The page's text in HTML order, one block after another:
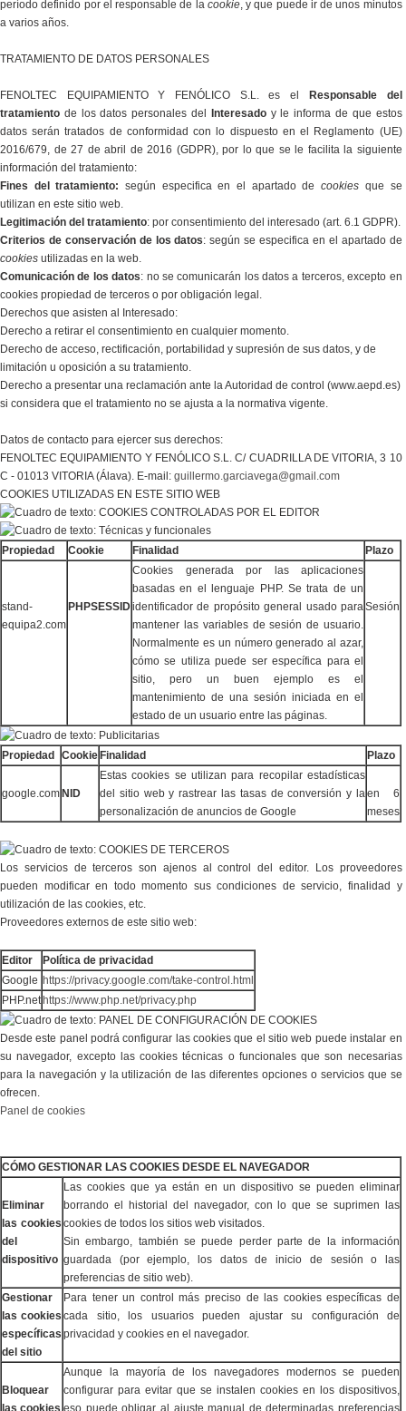
período definido por el responsable de la cookie, y que puede ir de unos minutos
a varios años.
TRATAMIENTO DE DATOS PERSONALES
FENOLTEC EQUIPAMIENTO Y FENÓLICO S.L. es el
Responsable del
tratamiento de los datos personales del Interesado y le informa de que estos
datos serán tratados de conformidad con lo dispuesto en el Reglamento (UE)
2016/679, de 27 de abril de 2016 (GDPR), por lo que se le facilita la siguiente
información del tratamiento:
Fines del tratamiento:según especifica en el apartado decookies que se
utilizan en este sitio web.
Legitimación del tratamiento: por consentimiento del interesado (art. 6.1 GDPR).
Criterios de conservación de los datos: según se especifica en el apartado de
cookies utilizadas en la web.
Comunicación de los datos: no se comunicarán los datos a terceros, excepto en
cookies propiedad de terceros o por obligación legal.
Derechos que asisten al Interesado:
Derecho a retirar el consentimiento en cualquier momento.
Derecho de acceso, rectificación, portabilidad y supresión de sus datos, y de
limitación u oposición a su tratamiento.
Derecho a presentar una reclamación ante la Autoridad de control (www.aepd.es)
si considera que el tratamiento no se ajusta a la normativa vigente.
Datos de contacto para ejercer sus derechos:
FENOLTEC EQUIPAMIENTO Y FENÓLICO S.L. C/ CUADRILLA DE VITORIA, 3 10
C - 01013 VITORIA (Álava). E-mail: guillermo.garciavega@gmail.com
COOKIES UTILIZADAS EN ESTE SITIO WEB
Propiedad Cookie Finalidad Plazo
stand-
equipa2.com
PHPSESSID
Cookies generada por las aplicaciones
basadas en el lenguaje PHP. Se trata de un
identificador de propósito general usado para
mantener las variables de sesión de usuario.
Normalmente es un número generado al azar,
cómo se utiliza puede ser específica para el
sitio, pero un buen ejemplo es el
mantenimiento de una sesión iniciada en el
estado de un usuario entre las páginas.
Sesión
Propiedad Cookie Finalidad Plazo
google.com NID
Estas cookies se utilizan para recopilar estadísticas
del sitio web y rastrear las tasas de conversión y la
personalización de anuncios de Google
en 6
meses
Los servicios de terceros son ajenos al control del editor. Los proveedores
pueden modificar en todo momento sus condiciones de servicio, finalidad y
utilización de las cookies, etc.
Proveedores externos de este sitio web:
Editor
Política de privacidad
Google https://privacy.google.com/take-control.html
PHP.net https://www.php.net/privacy.php
Desde este panel podrá configurar las cookies que el sitio web puede instalar en
su navegador, excepto las cookies técnicas o funcionales que son necesarias
para la navegación y la utilización de las diferentes opciones o servicios que se
ofrecen.
Panel de cookies
CÓMO GESTIONAR LAS COOKIES DESDE EL NAVEGADOR
Eliminar
las cookies
del
dispositivo
Las cookies que ya están en un dispositivo se pueden eliminar
borrando el historial del navegador, con lo que se suprimen las
cookies de todos los sitios web visitados.
Sin embargo, también se puede perder parte de la información
guardada (por ejemplo, los datos de inicio de sesión o las
preferencias de sitio web).
Gestionar
las cookies
específicas
del sitio
Para tener un control más preciso de las cookies específicas de
cada sitio, los usuarios pueden ajustar su configuración de
privacidad y cookies en el navegador.
Bloquear
las cookies
Aunque la mayoría de los navegadores modernos se pueden
configurar para evitar que se instalen cookies en los dispositivos,
eso puede obligar al ajuste manual de determinadas preferencias